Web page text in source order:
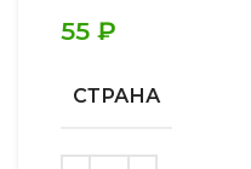
55 ₽
СТРАНА